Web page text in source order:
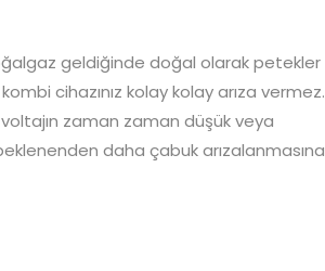
geldiğinde doğal olarak petekler
cihazınız kolay kolay arıza vermez.
zaman zaman düşük veya
daha çabuk arızalanmasına